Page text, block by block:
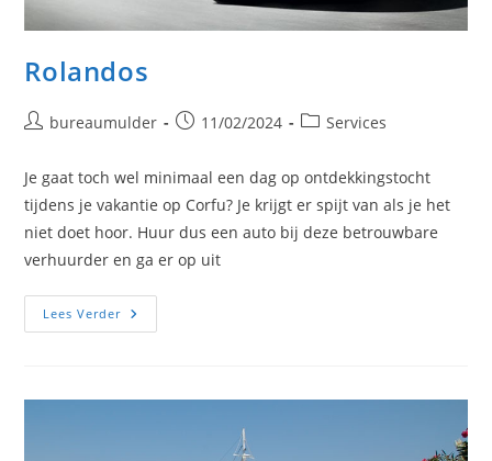
Rolandos
Berichtbureaumulder
Bericht
op:
11/02/2024 Berichtcategorie:
Services
Je gaat toch wel minimaal een dag op ontdekkingstocht
tijdens je vakantie op Corfu? Je krijgt er spijt van als je het
niet doet hoor. Huur dus een auto bij deze betrouwbare
verhuurder en ga er op uit
Lees VerderRolandos